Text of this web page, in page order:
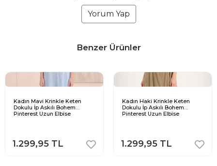
Yorum Yap
Benzer Ürünler
Kadın Mavi Krinkle Keten
Dokulu İp Askılı Bohem
Pinterest Uzun Elbise
1.299,95 TL
Kadın Haki Krinkle Keten
Dokulu İp Askılı Bohem
Pinterest Uzun Elbise
1.299,95 TL